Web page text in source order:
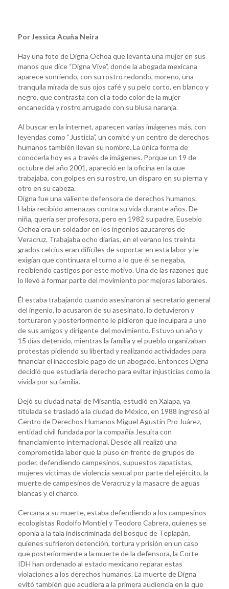
Por Jessica Acuña Neira
Hay una foto de Digna Ochoa que levanta una mujer en sus
manos que dice “Digna Vive”, donde la abogada mexicana
aparece sonriendo, con su rostro redondo, moreno, una
tranquila mirada de sus ojos café y su pelo corto, en blanco y
negro, que contrasta con el a todo color de la mujer
encanecida y rostro arrugado con su blusa naranja.
Al buscar en la internet, aparecen varias imágenes más, con
leyendas como “Justicia”, un comité y un centro de derechos
humanos también llevan su nombre. La única forma de
conocerla hoy es a través de imágenes. Porque un 19 de
octubre del año 2001, apareció en la oficina en la que
trabajaba, con golpes en su rostro, un disparo en su pierna y
otro en su cabeza.
Digna fue una valiente defensora de derechos humanos.
Había recibido amenazas contra su vida durante años. De
niña, quería ser profesora, pero en 1982 su padre, Eusebio
Ochoa era un soldador en los ingenios azucareros de
Veracruz. Trabajaba ocho diarias, en el verano los treinta
grados celcius eran difíciles de soportar en esta labor y le
exigían que continuara el turno a lo que él se negaba,
recibiendo castigos por este motivo. Una de las razones que
lo llevó a formar parte del movimiento por mejoras laborales.
Él estaba trabajando cuando asesinaron al secretario general
del ingenio, lo acusaron de su asesinato, lo detuvieron y
torturaron y posteriormente le pidieron que inculpara a uno
de sus amigos y dirigente del movimiento. Estuvo un año y
15 días detenido, mientras la familia y el pueblo organizaban
protestas pidiendo su libertad y realizando actividades para
financiar el inaccesible pago de un abogado. Entonces Digna
decidió que estudiaría derecho para evitar injusticias como la
vivida por su familia.
Dejó su ciudad natal de Misantla, estudió en Xalapa, ya
titulada se trasladó a la ciudad de México, en 1988 ingresó al
Centro de Derechos Humanos Miguel Agustín Pro Juárez,
entidad civil fundada por la compañía Jesuita con
financiamiento internacional. Desde allí realizó una
comprometida labor que la puso en frente de grupos de
poder, defendiendo campesinos, supuestos zapatistas,
mujeres víctimas de violencia sexual por parte del ejército, la
muerte de campesinos de Veracruz y la masacre de aguas
blancas y el charco.
Cercana a su muerte, estaba defendiendo a los campesinos
ecologistas Rodolfo Montiel y Teodoro Cabrera, quienes se
oponía a la tala indiscriminada del bosque de Teplapán,
quienes sufrieron detención, tortura y prisión en un caso
que posteriormente a la muerte de la defensora, la Corte
IDH han ordenado al estado mexicano reparar estas
violaciones a los derechos humanos. La muerte de Digna
evitó también que acudiera a la primera audiencia en la que